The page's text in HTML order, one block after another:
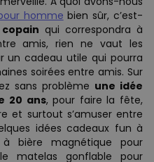
homme bien sûr, c’est-
qui correspondra à
amis, rien ne vaut les
un cadeau utile qui pourra
soirées entre amis. Sur
sans problème une idée
20 ans, pour faire la fête,
et surtout s’amuser entre
idées cadeaux fun à
bière magnétique pour
matelas gonflable pour